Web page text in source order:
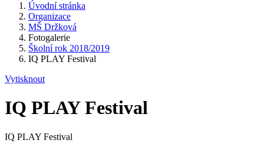
Úvodní stránka
Organizace
MŠ Držková
Fotogalerie
Školní rok 2018/2019
IQ PLAY Festival
Vytisknout
IQ PLAY Festival
IQ PLAY Festival